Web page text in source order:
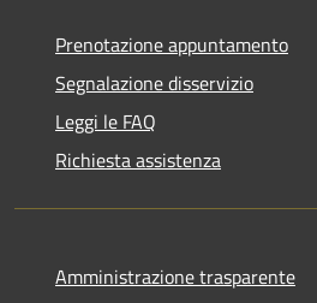
Prenotazione appuntamento
Segnalazione disservizio
Leggi le FAQ
Richiesta assistenza
Amministrazione trasparente